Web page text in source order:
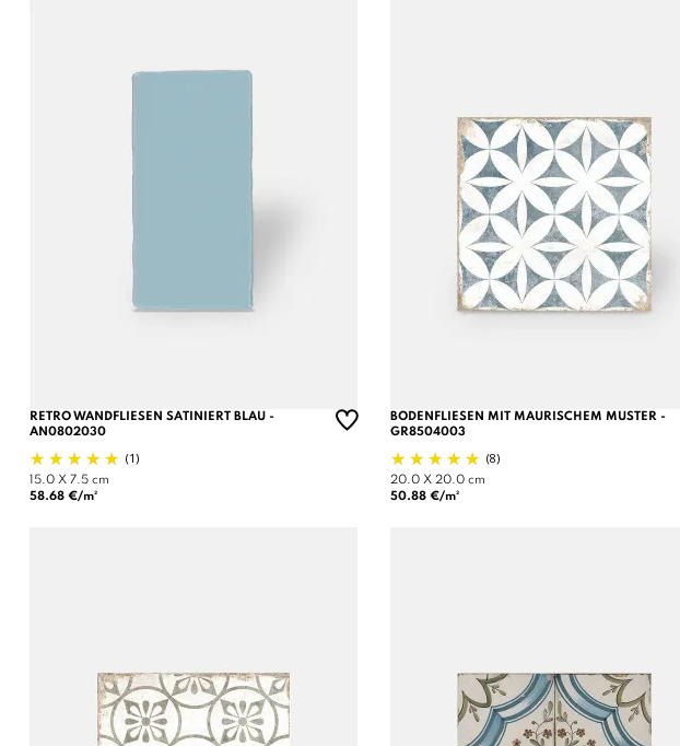
RETRO WANDFLIESEN SATINIERT BLAU -
AN0802030
(1)
15.0 X 7.5 cm
58.68 €/m²
BODENFLIESEN MIT MAURISCHEM MUSTER -
GR8504003
(8)
20.0 X 20.0 cm
50.88 €/m²